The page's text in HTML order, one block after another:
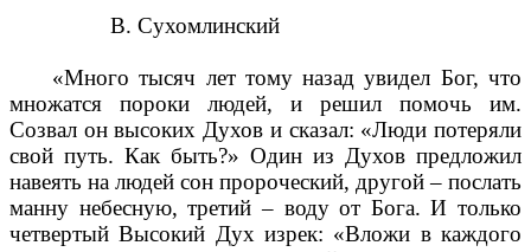
В. Сухомлинский
«Много тысяч лет тому назад увидел Бог, что
множатся пороки людей, и решил помочь им.
Созвал он высоких Духов и сказал: «Люди потеряли
свой путь. Как быть?» Один из Духов предложил
навеять на людей сон пророческий, другой – послать
манну небесную, третий – воду от Бога. И только
четвертый Высокий Дух изрек: «Вложи в каждого